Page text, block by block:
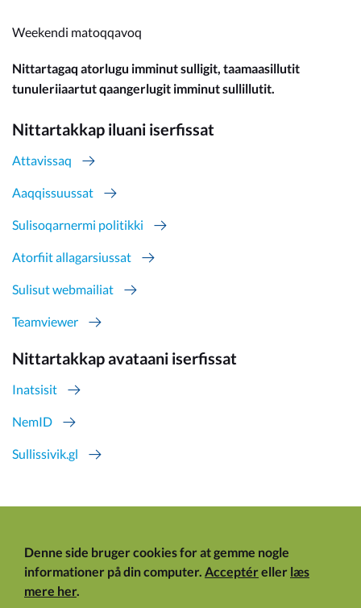
Weekendi matoqqavoq
Nittartagaq atorlugu imminut sulligit, taamaasillutit
tunuleriiaartut qaangerlugit imminut sullillutit.
Nittartakkap iluani iserfissat
Attavissaq
Aaqqissuussat
Sulisoqarnermi politikki
Atorfiit allagarsiussat
Sulisut webmailiat
Teamviewer
Nittartakkap avataani iserfissat
Inatsisit
NemID
Sullissivik.gl
Denne side bruger cookies for at gemme nogle
informationer på din computer. Acceptéreller læs
mere her.